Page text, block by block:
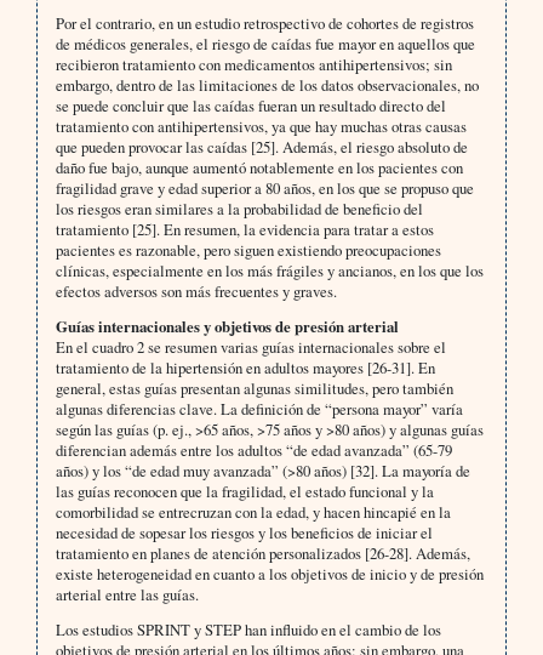
Por el contrario, en un estudio retrospectivo de cohortes de registros
de médicos generales, el riesgo de caídas fue mayor en aquellos que
recibieron tratamiento con medicamentos antihipertensivos; sin
embargo, dentro de las limitaciones de los datos observacionales, no
se puede concluir que las caídas fueran un resultado directo del
tratamiento con antihipertensivos, ya que hay muchas otras causas
que pueden provocar las caídas [25]. Además, el riesgo absoluto de
daño fue bajo, aunque aumentó notablemente en los pacientes con
fragilidad grave y edad superior a 80 años, en los que se propuso que
los riesgos eran similares a la probabilidad de beneficio del
tratamiento [25]. En resumen, la evidencia para tratar a estos
pacientes es razonable, pero siguen existiendo preocupaciones
clínicas, especialmente en los más frágiles y ancianos, en los que los
efectos adversos son más frecuentes y graves.
Guías internacionales y objetivos de presión arterial
En el cuadro 2 se resumen varias guías internacionales sobre el
tratamiento de la hipertensión en adultos mayores [26-31]. En
general, estas guías presentan algunas similitudes, pero también
algunas diferencias clave. La definición de “persona mayor” varía
según las guías (p. ej., >65 años, >75 años y >80 años) y algunas guías
diferencian además entre los adultos “de edad avanzada” (65-79
años) y los “de edad muy avanzada” (>80 años) [32]. La mayoría de
las guías reconocen que la fragilidad, el estado funcional y la
comorbilidad se entrecruzan con la edad, y hacen hincapié en la
necesidad de sopesar los riesgos y los beneficios de iniciar el
tratamiento en planes de atención personalizados [26-28]. Además,
existe heterogeneidad en cuanto a los objetivos de inicio y de presión
arterial entre las guías.
Los estudios SPRINT y STEP han influido en el cambio de los
objetivos de presión arterial en los últimos años; sin embargo, una